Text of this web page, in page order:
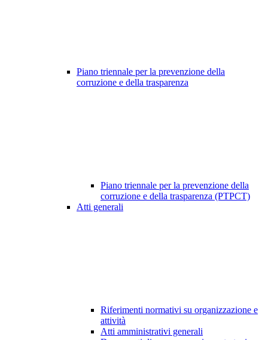
Piano triennale per la prevenzione della
corruzione e della trasparenza
Piano triennale per la prevenzione della
corruzione e della trasparenza (PTPCT)
Atti generali
Riferimenti normativi su organizzazione e
attività
Atti amministrativi generali